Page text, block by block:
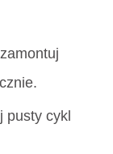
pusty cykl